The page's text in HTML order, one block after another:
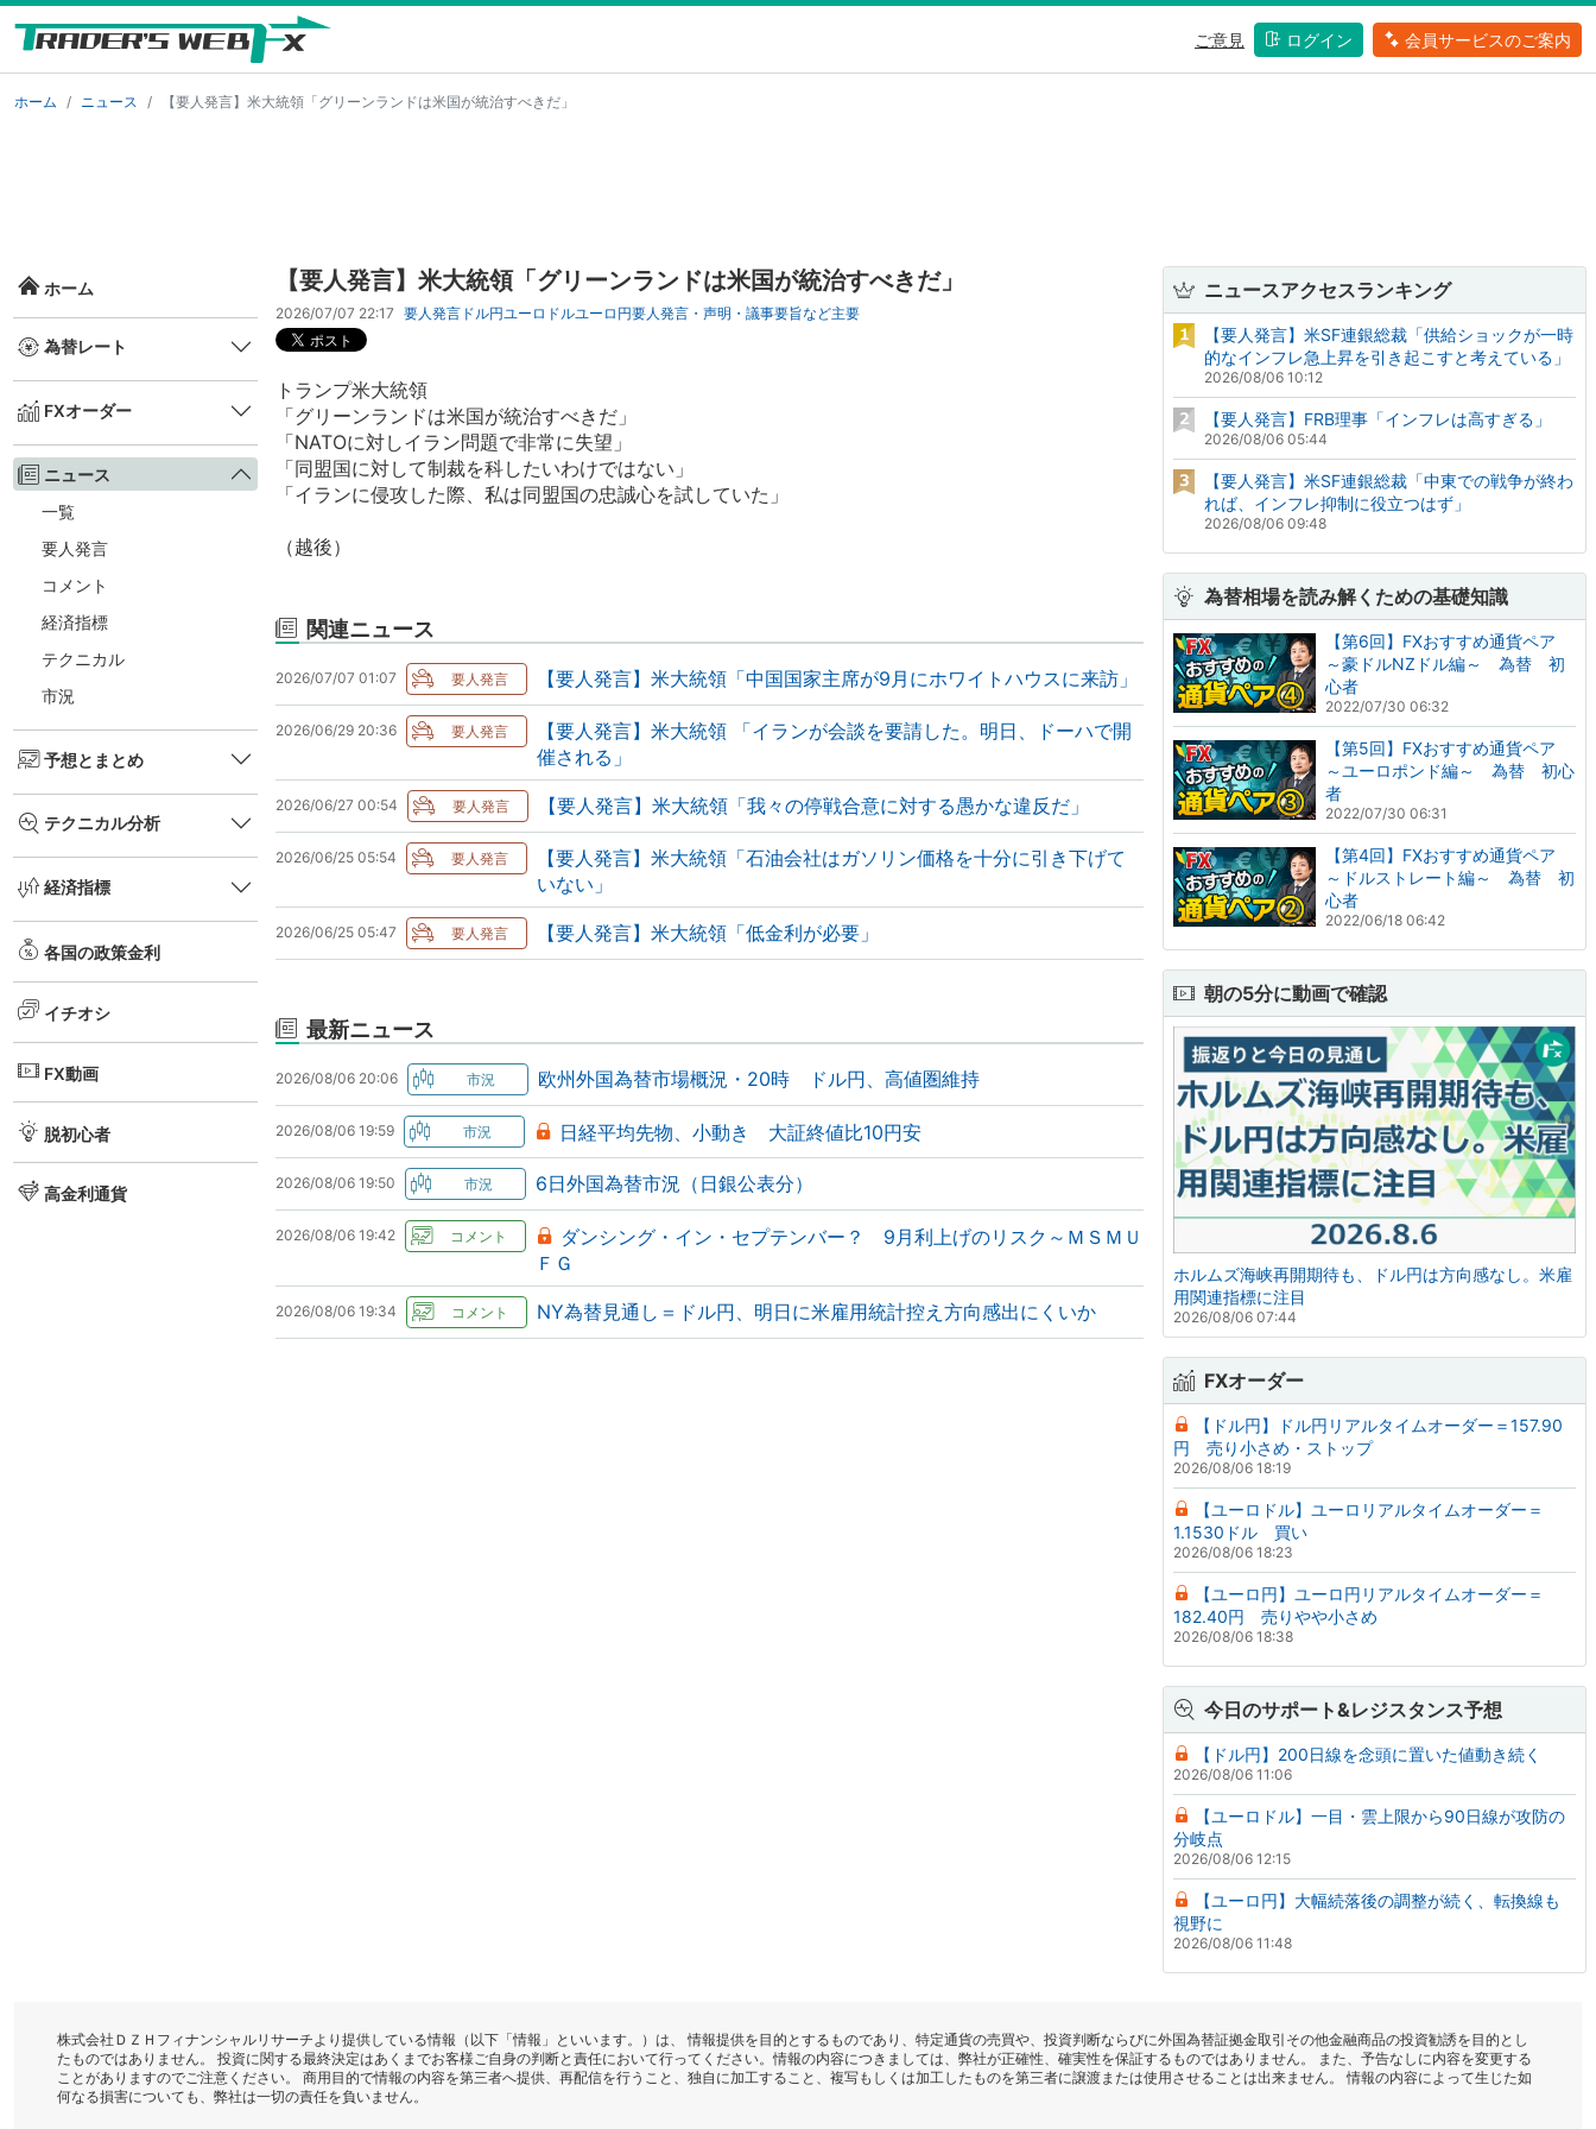
ご意見 ログイン 会員サービスのご案内
ホーム ニュース 【要人発言】米大統領「グリーンランドは米国が統治すべきだ」
ホーム
為替レート
FXオーダー
ニュース
一覧
要人発言
コメント
経済指標
テクニカル
市況
予想とまとめ
テクニカル分析
経済指標
各国の政策金利
イチオシ
FX動画
脱初心者
高金利通貨
【要人発言】米大統領「グリーンランドは米国が統治すべきだ」
2026/07/07 22:17 要人発言 ドル円ユーロドルユーロ円要人発言・声明・議事要旨など主要
トランプ米大統領
「グリーンランドは米国が統治すべきだ」
「NATOに対しイラン問題で非常に失望」
「同盟国に対して制裁を科したいわけではない」
「イランに侵攻した際、私は同盟国の忠誠心を試していた」
（越後）
関連ニュース
2026/07/07 01:07 【要人発言】米大統領「中国国家主席が9月にホワイトハウスに来訪」
2026/06/29 20:36
【要人発言】米大統領 「イランが会談を要請した。明日、ドーハで開
催される」
2026/06/27 00:54 【要人発言】米大統領「我々の停戦合意に対する愚かな違反だ」
2026/06/25 05:54
【要人発言】米大統領「石油会社はガソリン価格を十分に引き下げて
いない」
2026/06/25 05:47 【要人発言】米大統領「低金利が必要」
最新ニュース
2026/08/06 20:06 欧州外国為替市場概況・20時 ドル円、高値圏維持
2026/08/06 19:59 日経平均先物、小動き 大証終値比10円安
2026/08/06 19:50 6日外国為替市況（日銀公表分）
2026/08/06 19:42
ダンシング・イン・セプテンバー？ 9月利上げのリスク～ＭＳＭＵ
ＦＧ
2026/08/06 19:34 NY為替見通し＝ドル円、明日に米雇用統計控え方向感出にくいか
ニュースアクセスランキング
【要人発言】米SF連銀総裁「供給ショックが一時
的なインフレ急上昇を引き起こすと考えている」
2026/08/06 10:12
【要人発言】FRB理事「インフレは高すぎる」
2026/08/06 05:44
【要人発言】米SF連銀総裁「中東での戦争が終わ
れば、インフレ抑制に役立つはず」
2026/08/06 09:48
為替相場を読み解くための基礎知識
【第6回】FXおすすめ通貨ペア
～豪ドルNZドル編～ 為替 初
心者
2022/07/30 06:32
【第5回】FXおすすめ通貨ペア
～ユーロポンド編～ 為替 初心
者
2022/07/30 06:31
【第4回】FXおすすめ通貨ペア
～ドルストレート編～ 為替 初
心者
2022/06/18 06:42
朝の5分に動画で確認
ホルムズ海峡再開期待も、ドル円は方向感なし。米雇
用関連指標に注目
2026/08/06 07:44
FXオーダー
【ドル円】ドル円リアルタイムオーダー＝157.90
円 売り小さめ・ストップ
2026/08/06 18:19
【ユーロドル】ユーロリアルタイムオーダー＝
1.1530ドル 買い
2026/08/06 18:23
【ユーロ円】ユーロ円リアルタイムオーダー＝
182.40円 売りやや小さめ
2026/08/06 18:38
今日のサポート&レジスタンス予想
【ドル円】200日線を念頭に置いた値動き続く
2026/08/06 11:06
【ユーロドル】一目・雲上限から90日線が攻防の
分岐点
2026/08/06 12:15
【ユーロ円】大幅続落後の調整が続く、転換線も
視野に
2026/08/06 11:48
株式会社ＤＺＨフィナンシャルリサーチより提供している情報（以下「情報」といいます。）は、 情報提供を目的とするものであり、特定通貨の売買や、投資判断ならびに外国為替証拠金取引その他金融商品の投資勧誘を目的とし
たものではありません。 投資に関する最終決定はあくまでお客様ご自身の判断と責任において行ってください。情報の内容につきましては、弊社が正確性、確実性を保証するものではありません。 また、予告なしに内容を変更する
ことがありますのでご注意ください。 商用目的で情報の内容を第三者へ提供、再配信を行うこと、独自に加工すること、複写もしくは加工したものを第三者に譲渡または使用させることは出来ません。 情報の内容によって生じた如
何なる損害についても、弊社は一切の責任を負いません。